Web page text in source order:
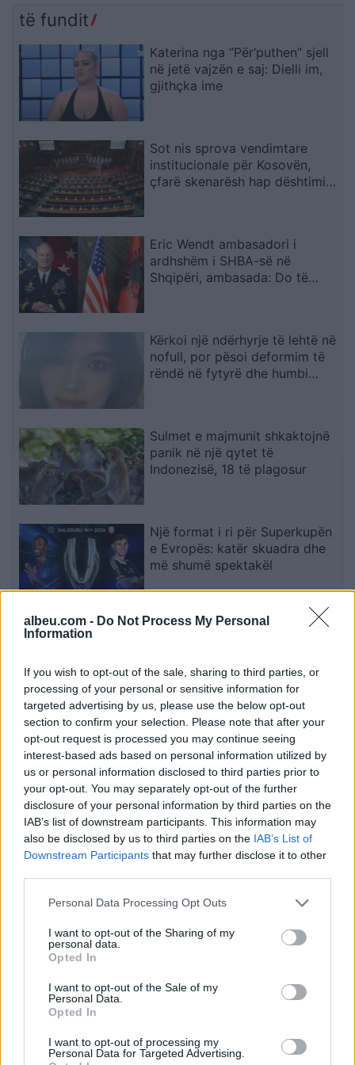
albeu.com - Do Not Process My Personal
Information
If you wish to opt-out of the sale, sharing to third parties, or
processing of your personal or sensitive information for
targeted advertising by us, please use the below opt-out
section to confirm your selection. Please note that after your
opt-out request is processed you may continue seeing
interest-based ads based on personal information utilized by
us or personal information disclosed to third parties prior to
your opt-out. You may separately opt-out of the further
disclosure of your personal information by third parties on the
IAB’s list of downstream participants. This information may
also be disclosed by us to third parties on the IAB’s List of
Downstream Participants that may further disclose it to other
Personal Data Processing Opt Outs
I want to opt-out of the Sharing of my
personal data.
Opted In
I want to opt-out of the Sale of my
Personal Data.
Opted In
I want to opt-out of processing my
Personal Data for Targeted Advertising.
të fundit
Katerina nga “Për’puthen” sjell
në jetë vajzën e saj: Dielli im,
gjithçka ime
Sot nis sprova vendimtare
institucionale për Kosovën,
çfarë skenarësh hap dështimi i
Eric Wendt ambasadori i
ardhshëm i SHBA-së në
Shqipëri, ambasada: Do të
Kërkoi një ndërhyrje të lehtë në
nofull, por pësoi deformim të
rëndë në fytyrë dhe humbi
Sulmet e majmunit shkaktojnë
panik në një qytet të
Indonezisë, 18 të plagosur
Një format i ri për Superkupën
e Evropës: katër skuadra dhe
më shumë spektakël
Sot ndalohet përkohësisht
Esim for Global
for Turkey|Esim for Germany|Esim for Greece |